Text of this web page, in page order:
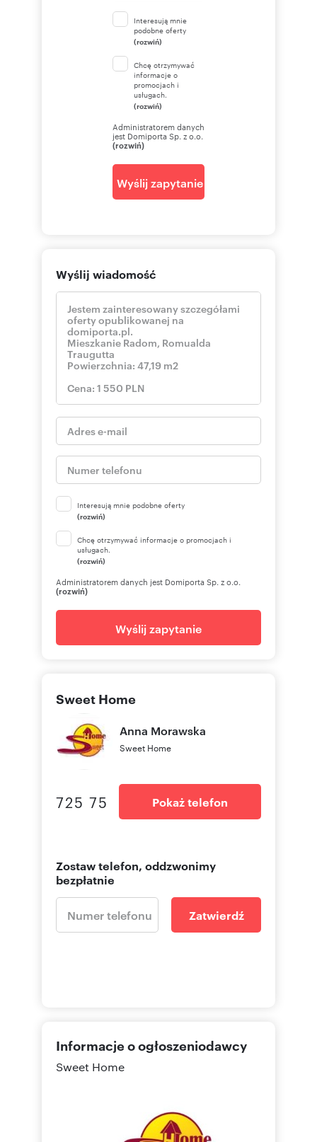
Interesują mnie
podobne oferty
(rozwiń)
Chcę otrzymywać
informacje o
promocjach i
usługach.
(rozwiń)
Administratorem danych
jest Domiporta Sp. z o.o.
(rozwiń)
Wyślij zapytanie
Wyślij wiadomość
Interesują mnie podobne oferty
(rozwiń)
Chcę otrzymywać informacje o promocjach i
usługach.
(rozwiń)
Administratorem danych jest Domiporta Sp. z o.o.
(rozwiń)
Wyślij zapytanie
Sweet Home
Anna Morawska
Sweet Home
725 75 Pokaż telefon
Zostaw telefon, oddzwonimy
bezpłatnie
Zatwierdź
Informacje o ogłoszeniodawcy
Sweet Home